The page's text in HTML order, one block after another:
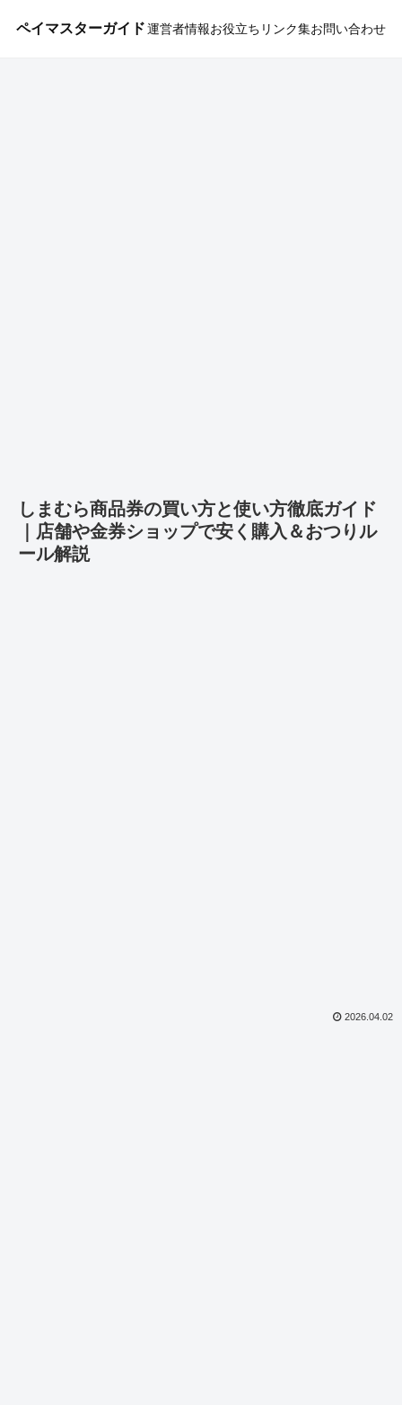
ペイマスターガイド運営者情報お役立ちリンク集お問い合わせ
しまむら商品券の買い方と使い方徹底ガイド
｜店舗や金券ショップで安く購入＆おつりル
ール解説
2026.04.02